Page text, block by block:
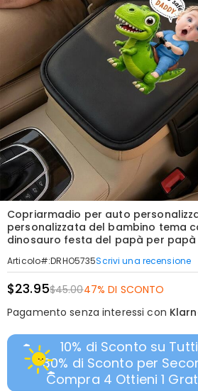
Copriarmadio per auto
personalizzata del bambino tema
dinosauro festa del papà per papà
Articolo#:DRHO5735Scrivi una recensione
$23.95$45.0047% DI SCONTO
Pagamento senza interessi con
10% di Sconto su
30% di Sconto per
Compra 4 Ottieni 1